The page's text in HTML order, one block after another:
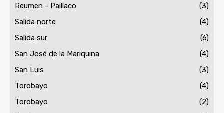
Reumen - Paillaco
(3)
Salida norte
(4)
Salida sur
(6)
San José de la Mariquina
(4)
San Luis
(3)
Torobayo
(4)
Torobayo
(2)